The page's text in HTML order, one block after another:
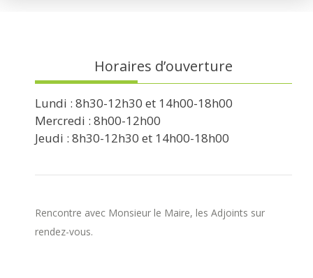
Horaires d’ouverture
Lundi : 8h30-12h30 et 14h00-18h00
Mercredi : 8h00-12h00
Jeudi : 8h30-12h30 et 14h00-18h00
Rencontre avec Monsieur le Maire, les Adjoints sur
rendez-vous.